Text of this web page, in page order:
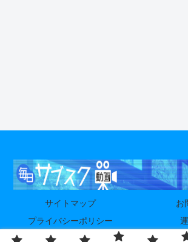
サイトマップ
お
プライバシーポリシー